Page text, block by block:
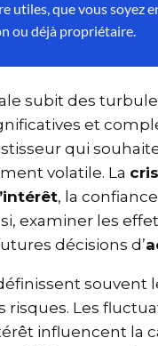
subit des
et
qui
volatile. La
, la
examiner les
décisions d’
risques. Les
influencent la